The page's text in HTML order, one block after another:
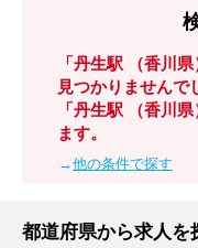
「丹生駅 （香川
見つかりませんで
「丹生駅 （香川
ます。
→他の条件で探す
都道府県から求人を